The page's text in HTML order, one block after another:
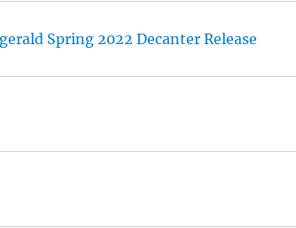
Spring 2022 Decanter Release